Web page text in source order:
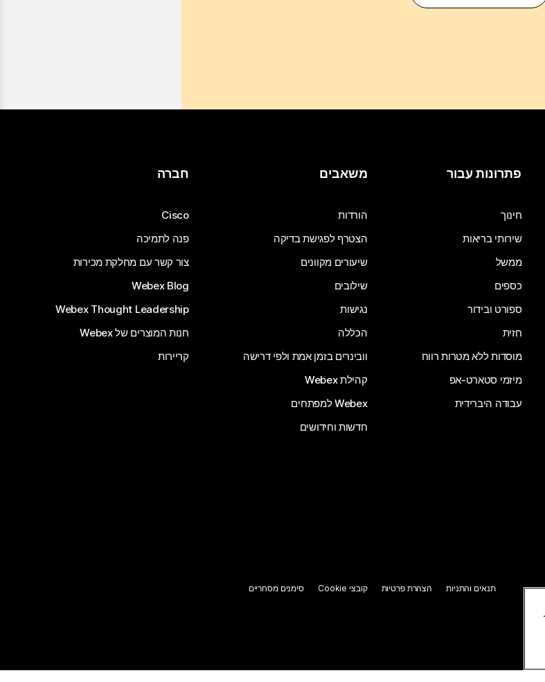
פתרונות עבור
חינוך
שירותי בריאות
ממשל
כספים
ספורט ובידור
חזית
מוסדות ללא מטרות רווח
מיזמי סטארט-אפ
עבודה היברידית
משאבים
הורדות
הצטרף לפגישת בדיקה
שיעורים מקוונים
שילובים
נגישות
הכללה
וובינרים בזמן אמת ולפי דרישה
קהילת Webex
Webex למפתחים
חדשות וחידושים
חברה
Cisco
פנה לתמיכה
צור קשר עם מחלקת מכירות
Webex Blog
Webex Thought Leadership
חנות המוצרים של Webex
קריירות
תנאים והתניות הצהרת פרטיות קובצי Cookie סימנים מסחריים